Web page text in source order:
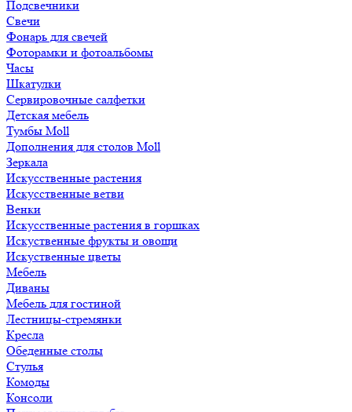
Подсвечники
Свечи
Фонарь для свечей
Фоторамки и фотоальбомы
Часы
Шкатулки
Сервировочные салфетки
Детская мебель
Тумбы Moll
Дополнения для столов Moll
Зеркала
Искусственные растения
Искусственные ветви
Венки
Искусственные растения в горшках
Искуственные фрукты и овощи
Искуственные цветы
Мебель
Диваны
Мебель для гостиной
Лестницы-стремянки
Кресла
Обеденные столы
Стулья
Комоды
Консоли